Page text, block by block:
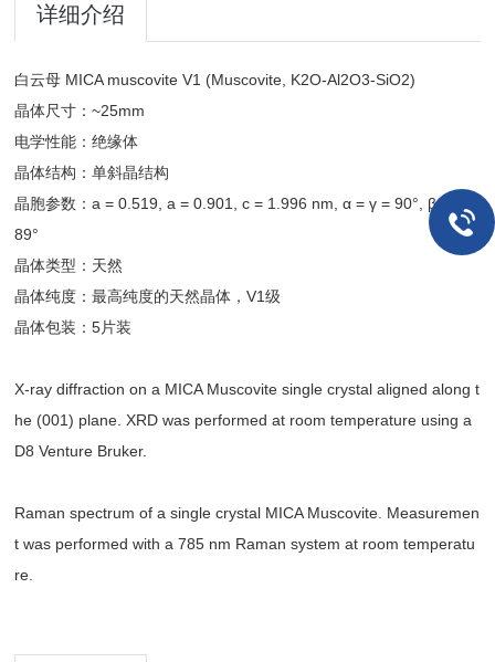
详细介绍
白云母 MICA muscovite V1 (Muscovite, K2O-Al2O3-SiO2)
晶体尺寸：~25mm
电学性能：绝缘体
晶体结构：单斜晶结构
晶胞参数：a = 0.519, a = 0.901, c = 1.996 nm, α = γ = 90°, β =95.
89°
晶体类型：天然
晶体纯度：最高纯度的天然晶体，V1级
晶体包装：5片装
X-ray diffraction on a MICA Muscovite single crystal aligned along t
he (001) plane. XRD was performed at room temperature using a
D8 Venture Bruker.
Raman spectrum of a single crystal MICA Muscovite. Measuremen
t was performed with a 785 nm Raman system at room temperatu
re.